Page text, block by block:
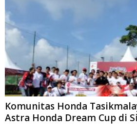
Komunitas Honda
Astra Honda Dream Cup di